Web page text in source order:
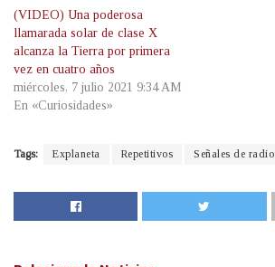
(VIDEO) Una poderosa
llamarada solar de clase X
alcanza la Tierra por primera
vez en cuatro años
miércoles, 7 julio 2021 9:34 AM
En «Curiosidades»
Tags: Explaneta Repetitivos Señales de radio